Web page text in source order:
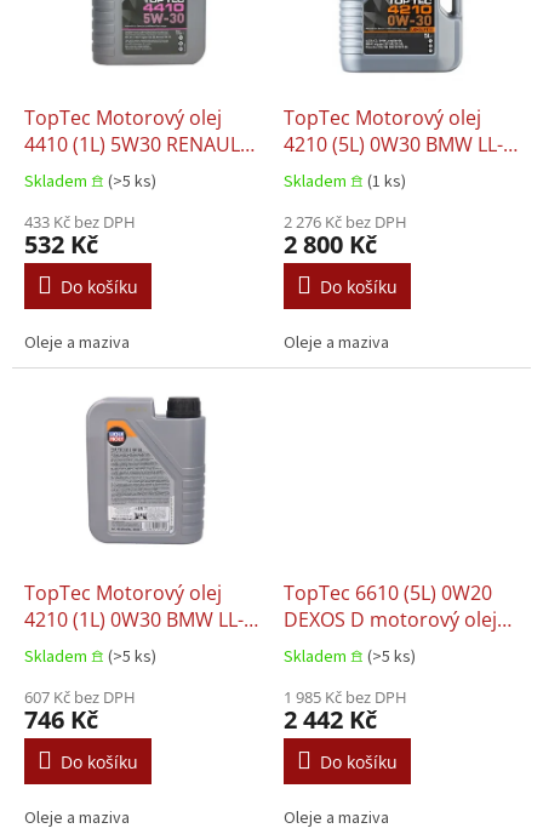
d
u
ů
TopTec Motorový olej
4410 (1L) 5W30 RENAULT
RN 0700 RENAULT RN
0710 RENAULT RN 17
Skladem 𖠿 (>5 ks)
433 Kč bez DPH
532 Kč
Do košíku
Oleje a maziva
TopTec Motorový olej
4210 (5L) 0W30 BMW LL-
04 MB 229.51 MB 229.52
PORSCHE C30 VW 504.00
VW 507.00
Skladem 𖠿 (1 ks)
2 276 Kč bez DPH
2 800 Kč
Do košíku
Oleje a maziva
TopTec Motorový olej
4210 (1L) 0W30 BMW LL-
04 MB 229.51 MB 229.52
PORSCHE C30 VW 504.00
VW 507.00
Skladem 𖠿 (>5 ks)
607 Kč bez DPH
746 Kč
Do košíku
Oleje a maziva
TopTec 6610 (5L) 0W20
DEXOS D motorový olej
FORD M2C952 A1 JAGUAR
03.5006 LAND ROVER
03.5006 MB 229.71 OPEL
OV0401547
Skladem 𖠿 (>5 ks)
1 985 Kč bez DPH
2 442 Kč
Do košíku
Oleje a maziva